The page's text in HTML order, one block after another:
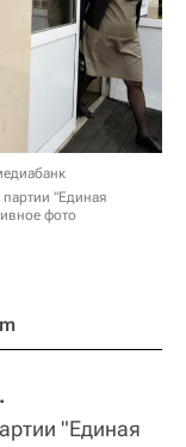
партии "Единая
фото
"Единая